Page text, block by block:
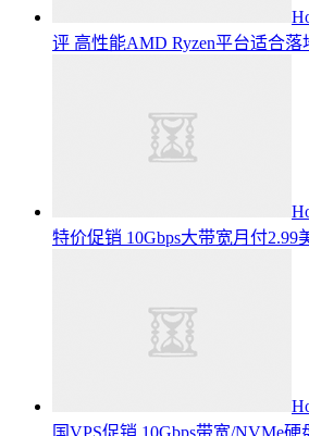
评 高性能AMD Ryzen平台适合落
特价促销 10Gbps大带宽月付2.99